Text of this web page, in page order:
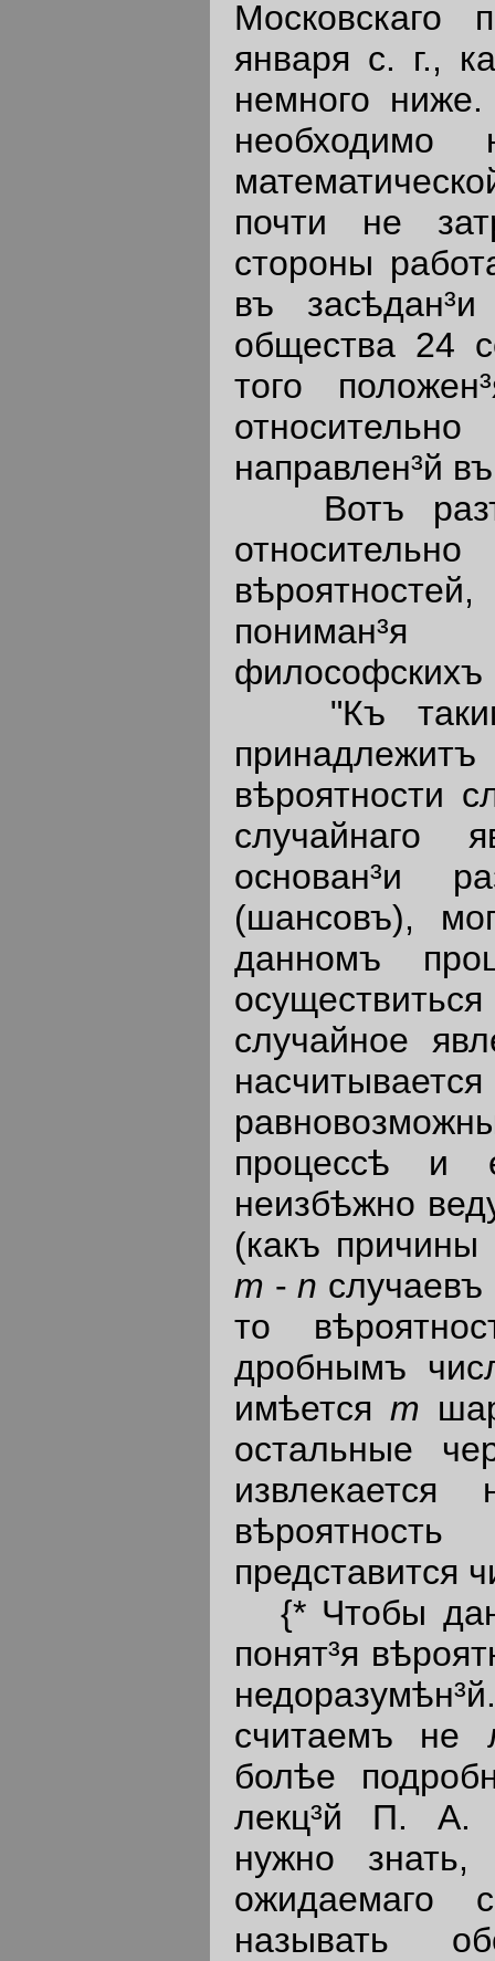
Московскаго
января с. г.,
немного
необходимо
почти не
стороны
въ засѣдан³и
общества 24
того
направлен³й
Вотъ
пониман³я
философскихъ
"Къ такимъ
вѣроятности
случайнаго
основан³и
(шансовъ),
данномъ
случайное
процессѣ
неизбѣжно
(какъ причины
m -n случаевъ
то
дробнымъ
имѣется m
остальные
представится
{* Чтобы
понят³я
считаемъ не
болѣе
лекц³й П. А.
нужно знать,
ожидаемаго
называть